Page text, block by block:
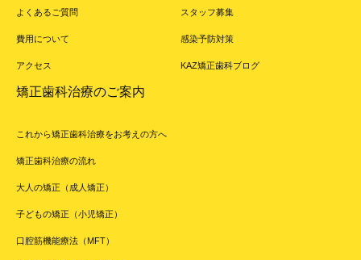
よくあるご質問
費用について
アクセス
スタッフ募集
感染予防対策
KAZ矯正歯科ブログ
矯正歯科治療のご案内
これから矯正歯科治療をお考えの方へ
矯正歯科治療の流れ
大人の矯正（成人矯正）
子どもの矯正（小児矯正）
口腔筋機能療法（MFT）